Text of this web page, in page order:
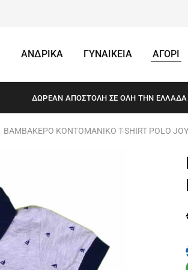
ΑΝΔΡΙΚΑ ΓΥΝΑΙΚΕΙΑ ΑΓΟΡΙ
ΔΩΡΕΆΝ ΑΠΟΣΤΟΛΗ ΣΕ ΌΛΗ ΤΗΝ ΕΛΛΆΔΑ
ΒΑΜΒΑΚΕΡΟ ΚΟΝΤΟΜΑΝΙΚΟ T-SHIRT POLO